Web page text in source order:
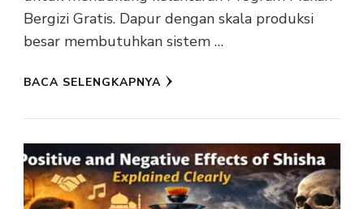
Bergizi Gratis. Dapur dengan skala produksi
besar membutuhkan sistem …
BACA SELENGKAPNYA